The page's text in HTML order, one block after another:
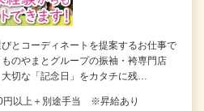
とコーディネートを提案するお仕事で
のやまとグループの振袖・袴専門店
大切な「記念日」をカタチに残…
円以上＋別途手当 ※昇給あり